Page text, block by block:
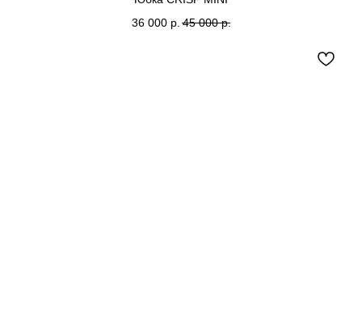
36 000 р. 45 000 р.